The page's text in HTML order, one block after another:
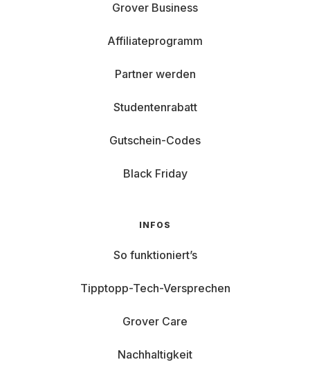
Grover Business
Affiliateprogramm
Partner werden
Studentenrabatt
Gutschein-Codes
Black Friday
INFOS
So funktioniert’s
Tipptopp-Tech-Versprechen
Grover Care
Nachhaltigkeit